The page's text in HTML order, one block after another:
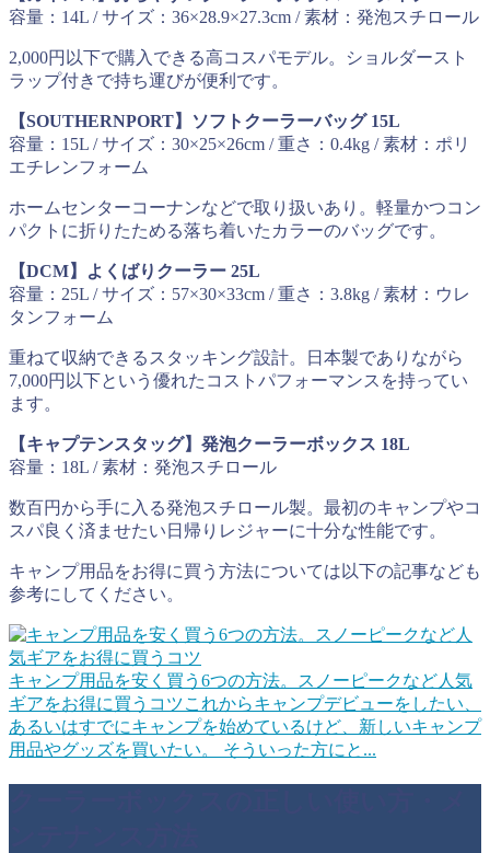
容量：14L / サイズ：36×28.9×27.3cm / 素材：発泡スチロール
2,000円以下で購入できる高コスパモデル。ショルダースト
ラップ付きで持ち運びが便利です。
【SOUTHERNPORT】ソフトクーラーバッグ 15L
容量：15L / サイズ：30×25×26cm / 重さ：0.4kg / 素材：ポリ
エチレンフォーム
ホームセンターコーナンなどで取り扱いあり。軽量かつコン
パクトに折りたためる落ち着いたカラーのバッグです。
【DCM】よくばりクーラー 25L
容量：25L / サイズ：57×30×33cm / 重さ：3.8kg / 素材：ウレ
タンフォーム
重ねて収納できるスタッキング設計。日本製でありながら
7,000円以下という優れたコストパフォーマンスを持ってい
ます。
【キャプテンスタッグ】発泡クーラーボックス 18L
容量：18L / 素材：発泡スチロール
数百円から手に入る発泡スチロール製。最初のキャンプやコ
スパ良く済ませたい日帰りレジャーに十分な性能です。
キャンプ用品をお得に買う方法については以下の記事なども
参考にしてください。
キャンプ用品を安く買う6つの方法。スノーピークなど人気
ギアをお得に買うコツこれからキャンプデビューをしたい、
あるいはすでにキャンプを始めているけど、新しいキャンプ
用品やグッズを買いたい。 そういった方にと...